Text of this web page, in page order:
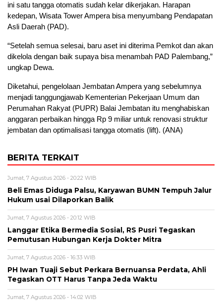
ini satu tangga otomatis sudah kelar dikerjakan. Harapan
kedepan, Wisata Tower Ampera bisa menyumbang Pendapatan
Asli Daerah (PAD).
“Setelah semua selesai, baru aset ini diterima Pemkot dan akan
dikelola dengan baik supaya bisa menambah PAD Palembang,”
ungkap Dewa.
Diketahui, pengelolaan Jembatan Ampera yang sebelumnya
menjadi tanggungjawab Kementerian Pekerjaan Umum dan
Perumahan Rakyat (PUPR) Balai Jembatan itu menghabiskan
anggaran perbaikan hingga Rp 9 miliar untuk renovasi struktur
jembatan dan optimalisasi tangga otomatis (lift). (ANA)
BERITA TERKAIT
Jumat, 7 Agustus 2026 - 20:22 WIB
Beli Emas Diduga Palsu, Karyawan BUMN Tempuh Jalur
Hukum usai Dilaporkan Balik
Jumat, 7 Agustus 2026 - 20:12 WIB
Langgar Etika Bermedia Sosial, RS Pusri Tegaskan
Pemutusan Hubungan Kerja Dokter Mitra
Jumat, 7 Agustus 2026 - 16:33 WIB
PH Iwan Tuaji Sebut Perkara Bernuansa Perdata, Ahli
Tegaskan OTT Harus Tanpa Jeda Waktu
Jumat, 7 Agustus 2026 - 14:02 WIB